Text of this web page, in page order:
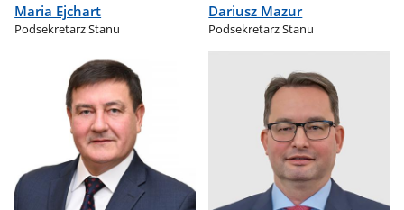
Maria Ejchart
Podsekretarz Stanu
Dariusz Mazur
Podsekretarz Stanu